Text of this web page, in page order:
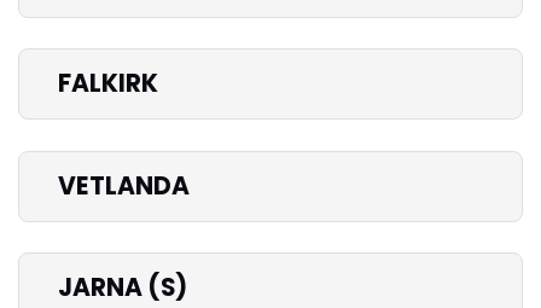
FALKIRK
VETLANDA
JARNA (S)